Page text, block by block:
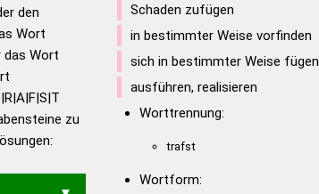
in 12
gutes
Grammatik
den
Wort
das Wort
zu
Schaden zufügen
in bestimmter Weise vorfinden
sich in bestimmter Weise fügen
ausführen, realisieren
Worttrennung:
trafst
Wortform: